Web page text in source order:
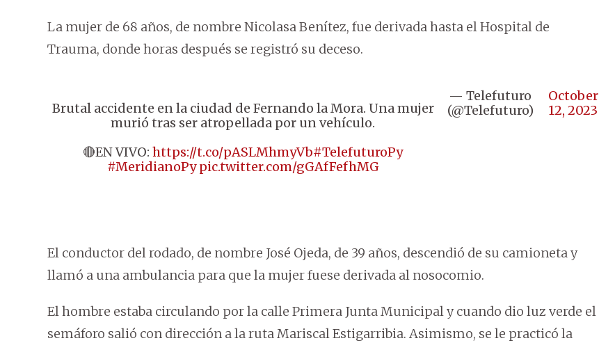
La mujer de 68 años, de nombre Nicolasa Benítez, fue derivada hasta el Hospital de
Trauma, donde horas después se registró su deceso.
Brutal accidente en la ciudad de Fernando la Mora. Una mujer
murió tras ser atropellada por un vehículo.
🔴EN VIVO:https://t.co/pASLMhmyVb#TelefuturoPy
#MeridianoPy pic.twitter.com/gGAfFefhMG
— Telefuturo
(@Telefuturo)
October
12, 2023
El conductor del rodado, de nombre José Ojeda, de 39 años, descendió de su camioneta y
llamó a una ambulancia para que la mujer fuese derivada al nosocomio.
El hombre estaba circulando por la calle Primera Junta Municipal y cuando dio luz verde el
semáforo salió con dirección a la ruta Mariscal Estigarribia. Asimismo, se le practicó la